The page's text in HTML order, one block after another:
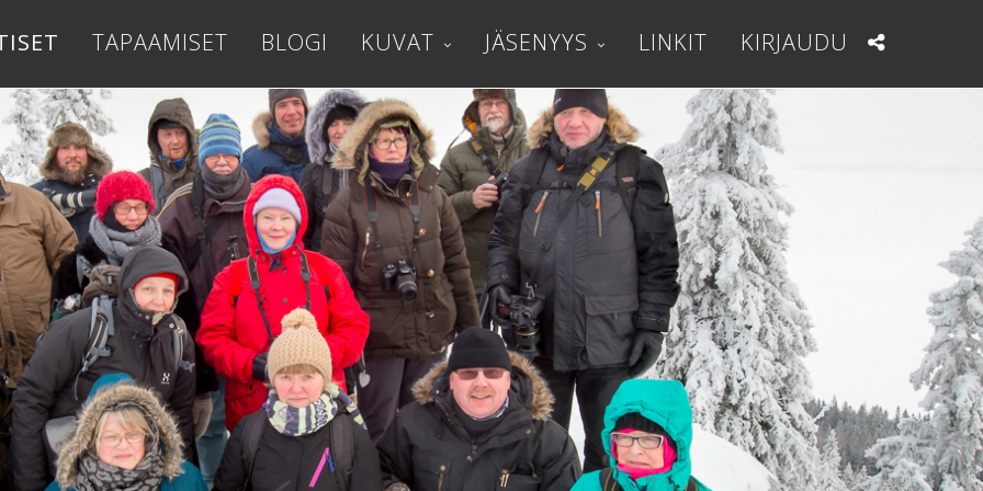
TAPAAMISET BLOGI KUVAT JÄSENYYS LINKIT KIRJAUDU